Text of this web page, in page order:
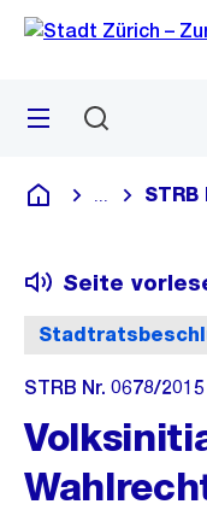
Navigation
Sprunglink
Menü
Deutsch
Blende alle
Seite
STRB Nr. 0678/2015